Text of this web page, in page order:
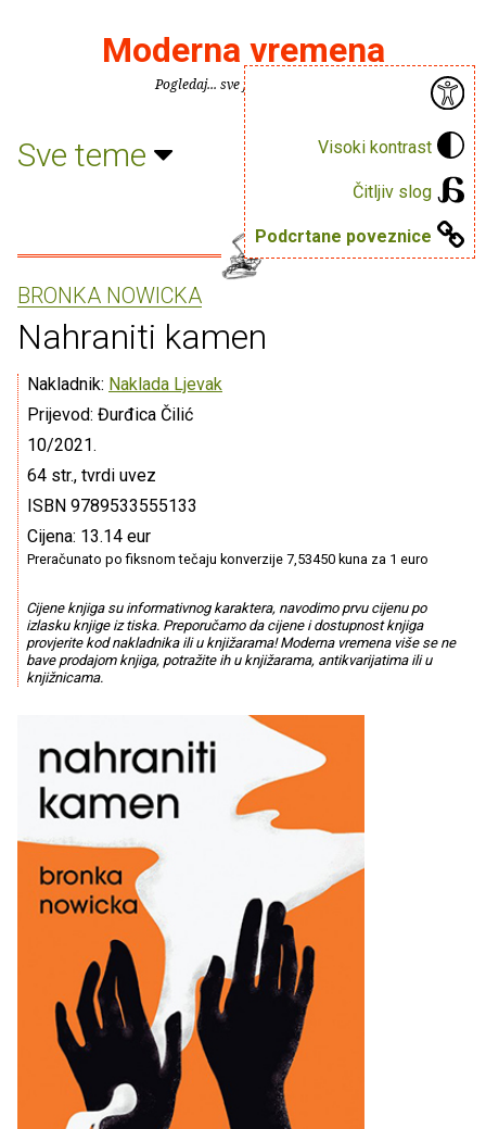
Visoki kontrast
Čitljiv slog
Podcrtane poveznice
Moderna vremena
Pogledaj... sve je puno knjiga.
Sve teme
BRONKA NOWICKA
Nahraniti kamen
Nakladnik: Naklada Ljevak
Prijevod: Đurđica Čilić
10/2021.
64 str., tvrdi uvez
ISBN 9789533555133
Cijena: 13.14 eur
Preračunato po fiksnom tečaju konverzije 7,53450 kuna za 1 euro
Cijene knjiga su informativnog karaktera, navodimo prvu cijenu po
izlasku knjige iz tiska. Preporučamo da cijene i dostupnost knjiga
provjerite kod nakladnika ili u knjižarama! Moderna vremena više se ne
bave prodajom knjiga, potražite ih u knjižarama, antikvarijatima ili u
knjižnicama.